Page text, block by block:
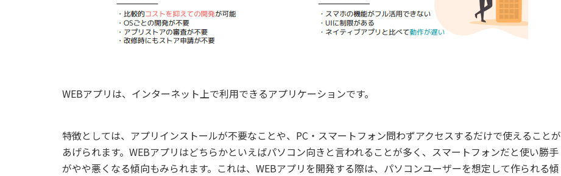
WEBアプリは、インターネット上で利用できるアプリケーションです。
特徴としては、アプリインストールが不要なことや、PC・スマートフォン問わずアクセスするだけで使えることが
あげられます。WEBアプリはどちらかといえばパソコン向きと言われることが多く、スマートフォンだと使い勝手
がやや悪くなる傾向もみられます。これは、WEBアプリを開発する際は、パソコンユーザーを想定して作られる傾